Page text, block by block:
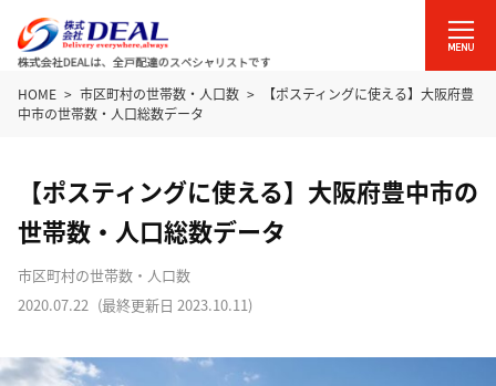
HOME 市区町村の世帯数・人口数
【ポスティングに使える】大阪府豊
中市の世帯数・人口総数データ
【ポスティングに使える】大阪府豊中市の
世帯数・人口総数データ
市区町村の世帯数・人口数
2020.07.22 (最終更新日 2023.10.11)